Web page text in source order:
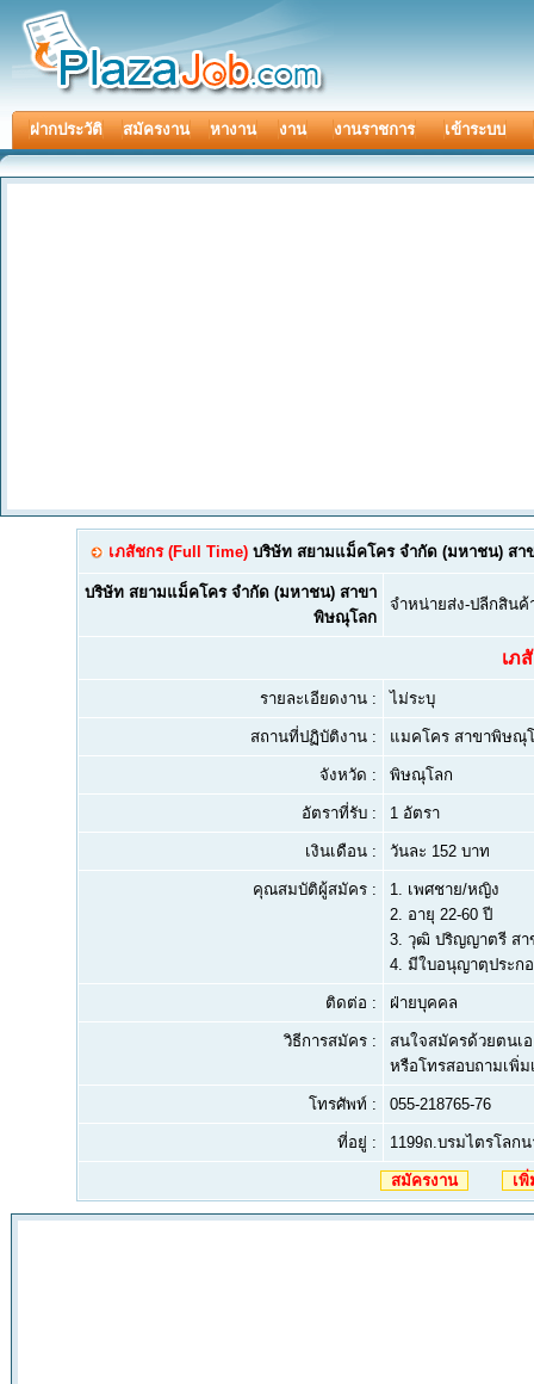
ฝากประวัติ สมัครงาน หางาน งาน งานราชการ เข้าระบบ
เภสัชกร (Full Time) บริษัท สยามแม็คโคร จำกัด (มหาชน) สา
บริษัท สยามแม็คโคร จำกัด (มหาชน) สาขา
พิษณุโลก
จำหน่ายส่ง-ปลีกสิน
เภ
รายละเอียดงาน : ไม่ระบุ
สถานที่ปฏิบัติงาน : แมคโคร สาขาพิษณุ
จังหวัด : พิษณุโลก
อัตราที่รับ : 1 อัตรา
เงินเดือน : วันละ 152 บาท
คุณสมบัติผู้สมัคร : 1. เพศชาย/หญิง
2. อายุ 22-60 ปี
3. วุฒิ ปริญญาตรี สา
4. มีใบอนุญาตฺประก
ติดต่อ : ฝ่ายบุคคล
วิธีการสมัคร :
สนใจสมัครด้วยตนเ
หรือโทรสอบถามเพิ่ม
โทรศัพท์ : 055-218765-76
ที่อยู่ : 1199ถ.บรมไตรโลก
สมัครงาน เ